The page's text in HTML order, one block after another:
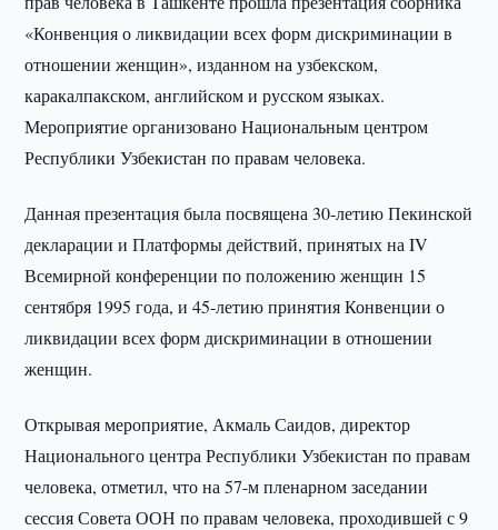
«Конвенция о ликвидации всех форм дискриминации в
отношении женщин», изданном на узбекском,
каракалпакском, английском и русском языках.
Мероприятие организовано Национальным центром
Республики Узбекистан по правам человека.
Данная презентация была посвящена 30-летию Пекинской
декларации и Платформы действий, принятых на IV
Всемирной конференции по положению женщин 15
сентября 1995 года, и 45-летию принятия Конвенции о
ликвидации всех форм дискриминации в отношении
женщин.
Открывая мероприятие, Акмаль Саидов, директор
Национального центра Республики Узбекистан по правам
человека, отметил, что на 57-м пленарном заседании
сессия Совета ООН по правам человека, проходившей с 9